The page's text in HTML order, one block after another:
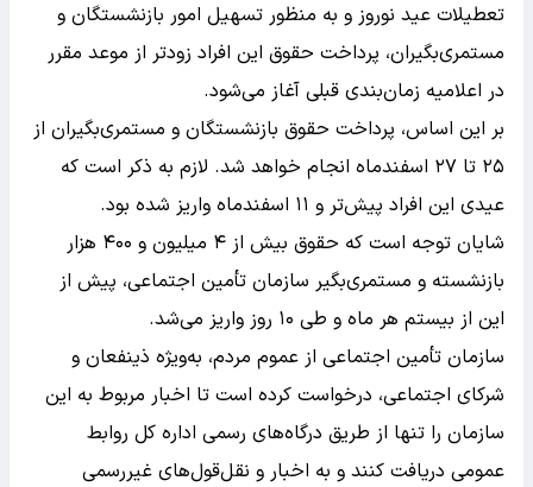
تعطیلات عید نوروز و به منظور تسهیل امور بازنشستگان و
مستمری‌بگیران، پرداخت حقوق این افراد زودتر از موعد مقرر
در اعلامیه‌ زمان‌بندی قبلی آغاز می‌شود.
بر این اساس، پرداخت حقوق بازنشستگان و مستمری‌بگیران از
۲۵ تا ۲۷ اسفندماه انجام خواهد شد. لازم به ذکر است که
عیدی این افراد پیش‌تر و ۱۱ اسفندماه واریز شده بود.
شایان توجه است که حقوق بیش از ۴ میلیون و ۴۰۰ هزار
بازنشسته و مستمری‌بگیر سازمان تأمین اجتماعی، پیش از
این از بیستم هر ماه و طی ۱۰ روز واریز می‌شد.
سازمان تأمین اجتماعی از عموم مردم، به‌ویژه ذینفعان و
شرکای اجتماعی، درخواست کرده است تا اخبار مربوط به این
سازمان را تنها از طریق درگاه‌های رسمی اداره کل روابط
عمومی دریافت کنند و به اخبار و نقل‌قول‌های غیررسمی